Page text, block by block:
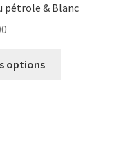
pétrole & Blanc
options